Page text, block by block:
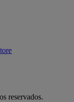
reservados.